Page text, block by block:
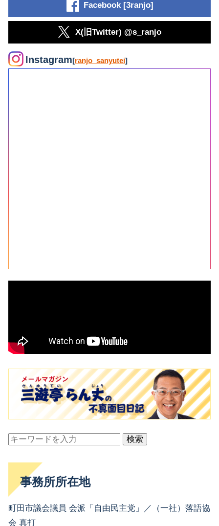
Facebook [3ranjo]
X(旧Twitter) @s_ranjo
Instagram[ranjo_sanyutei]
検索
事務所所在地
町田市議会議員 会派「自由民主党」／（一社）落語協
会 真打